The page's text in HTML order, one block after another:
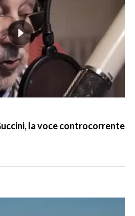
la voce controcorrente